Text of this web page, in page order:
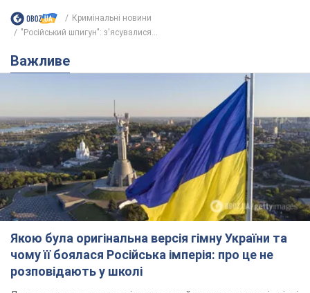
Кримінальні новини
"Російський шпигун": з'ясувалися...
Важливе
Якою була оригінальна версія гімну України та
чому її боялася Російська імперія: про це не
розповідають у школі